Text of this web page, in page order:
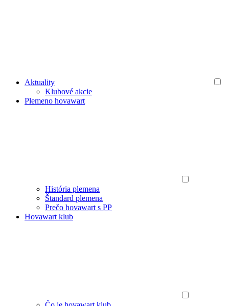
Aktuality
Klubové akcie
Plemeno hovawart
História plemena
Štandard plemena
Prečo hovawart s PP
Hovawart klub